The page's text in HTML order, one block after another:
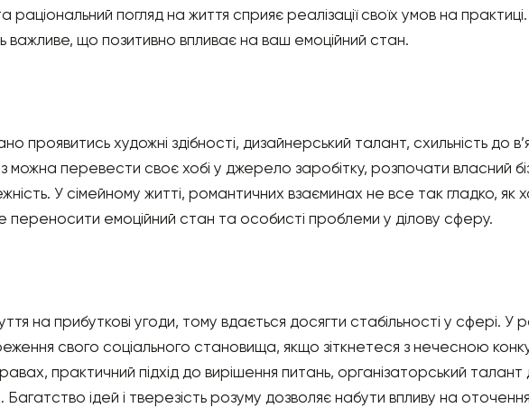
раціональний погляд на життя сприяє реалізації своїх умов на
важливе, що позитивно впливає на ваш емоційний стан.
проявитись художні здібності, дизайнерський талант, схильність до
можна перевести своє хобі у джерело заробітку, розпочати власний
У сімейному житті, романтичних взаєминах не все так гладко, як
переносити емоційний стан та особисті проблеми у ділову сферу.
на прибуткові угоди, тому вдається досягти стабільності у сфері. У
свого соціального становища, якщо зіткнетеся з нечесною
практичний підхід до вирішення питань, організаторський
ідей і тверезість розуму дозволяє набути впливу на